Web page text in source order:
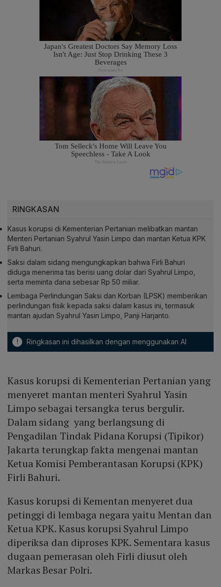
RINGKASAN
Kasus korupsi di Kementerian Pertanian melibatkan mantan
Menteri Pertanian Syahrul Yasin Limpo dan mantan Ketua KPK
Firli Bahuri.
Saksi dalam sidang mengungkapkan bahwa Firli Bahuri
diduga menerima tas berisi uang dolar dari Syahrul Limpo,
serta meminta dana sebesar Rp 50 miliar.
Lembaga Perlindungan Saksi dan Korban (LPSK) memberikan
perlindungan fisik kepada saksi dalam kasus ini, termasuk
mantan ajudan Syahrul Yasin Limpo, Panji Harjanto.
! Ringkasan ini dihasilkan dengan menggunakan AI
Kasus korupsi di Kementerian Pertanian yang
menyeret mantan menteri Syahrul Yasin
Limpo sebagai tersangka terus bergulir.
Dalam sidang yang berlangsung di
Pengadilan Tindak Pidana Korupsi (Tipikor)
Jakarta terungkap fakta mengenai mantan
Ketua Komisi Pemberantasan Korupsi (KPK)
Firli Bahuri.
Kasus korupsi di Kementan menyeret dua
petinggi di lembaga negara yaitu Mentan dan
Ketua KPK. Kasus korupsi Syahrul Limpo
diperiksa dan diproses KPK. Sementara kasus
dugaan pemerasan oleh Firli diusut oleh
Markas Besar Polri.